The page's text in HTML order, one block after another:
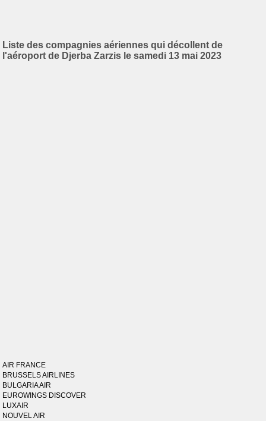
Liste des compagnies aériennes qui décollent de
l'aéroport de Djerba Zarzis le samedi 13 mai 2023
AIR FRANCE
BRUSSELS AIRLINES
BULGARIA AIR
EUROWINGS DISCOVER
LUXAIR
NOUVEL AIR